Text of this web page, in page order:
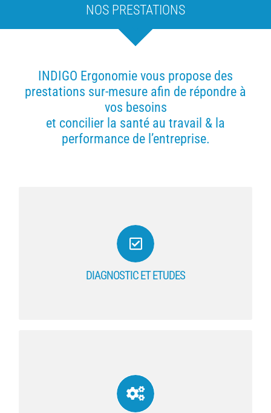
NOS PRESTATIONS
INDIGO Ergonomie vous propose des
prestations sur-mesure afin de répondre à
vos besoins
et concilier la santé au travail & la
performance de l’entreprise.
DIAGNOSTIC ET ETUDES
INDIGO Ergonomie vous propose des diagnostics
et des études centrés sur le Travail et la Santé au
sein de votre entreprise.
Une offre de formation associée à une expérience
d’intervention dans l’entreprise